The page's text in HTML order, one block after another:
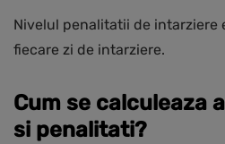
Nivelul penalitatii de intarziere
fiecare zi de intarziere.
Cum se calculeaza
si penalitati?